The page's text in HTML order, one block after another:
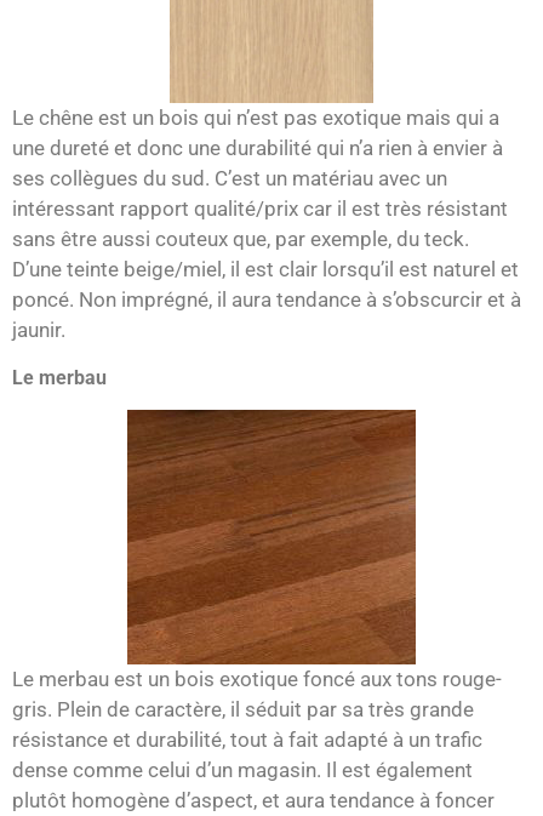
Le chêne est un bois qui n’est pas exotique mais qui a
une dureté et donc une durabilité qui n’a rien à envier à
ses collègues du sud. C’est un matériau avec un
intéressant rapport qualité/prix car il est très résistant
sans être aussi couteux que, par exemple, du teck.
D’une teinte beige/miel, il est clair lorsqu’il est naturel et
poncé. Non imprégné, il aura tendance à s’obscurcir et à
jaunir.
Le merbau
Le merbau est un bois exotique foncé aux tons rouge-
gris. Plein de caractère, il séduit par sa très grande
résistance et durabilité, tout à fait adapté à un trafic
dense comme celui d’un magasin. Il est également
plutôt homogène d’aspect, et aura tendance à foncer